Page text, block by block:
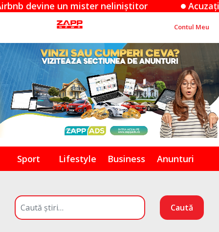
un mister neliniștitor Acuzațiile
Contul Meu
Sport Lifestyle Business Anunturi
Caută